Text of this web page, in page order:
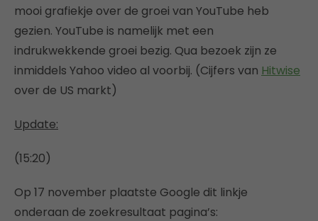
mooi grafiekje over de groei van YouTube heb
gezien. YouTube is namelijk met een
indrukwekkende groei bezig. Qua bezoek zijn ze
inmiddels Yahoo video al voorbij. (Cijfers van Hitwise
over de US markt)
Update:
(15:20)
Op 17 november plaatste Google dit linkje
onderaan de zoekresultaat pagina’s: